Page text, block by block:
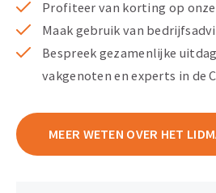
Profiteer van korting op
Maak gebruik van
Bespreek gezamenlijke
vakgenoten en experts in de
MEER WETEN OVER HET